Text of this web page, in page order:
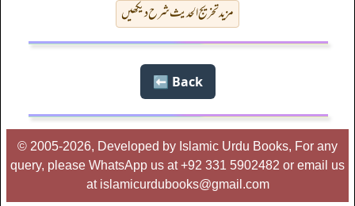
مزید تخریج الحدیث شرح دیکھیں
Back ⬅️
© 2005-2026, Developed by Islamic Urdu Books, For any
query, please WhatsApp us at +92 331 5902482 or email us
at islamicurdubooks@gmail.com